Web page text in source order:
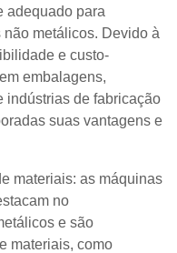
adequado para
metálicos. Devido à
e custo-
embalagens,
indústrias de fabricação
suas vantagens e
materiais: as máquinas
no
e são
materiais, como